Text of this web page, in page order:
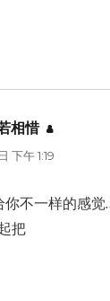
相惜 说
道：
下午 1:19
你不一样的感
把